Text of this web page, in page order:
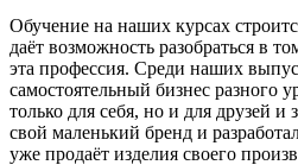
Обучение на наших курсах
даёт возможность разобраться в
эта профессия. Среди наших
самостоятельный бизнес разного
только для себя, но и для друзей и
свой маленький бренд и
уже продаёт изделия своего